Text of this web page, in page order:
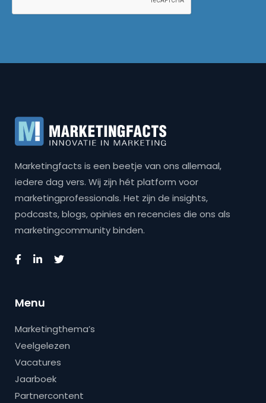
Marketingfacts is een beetje van ons allemaal,
iedere dag vers. Wij zijn hét platform voor
marketingprofessionals. Het zijn de insights,
podcasts, blogs, opinies en recencies die ons als
marketingcommunity binden.
Menu
Marketingthema’s
Veelgelezen
Vacatures
Jaarboek
Partnercontent